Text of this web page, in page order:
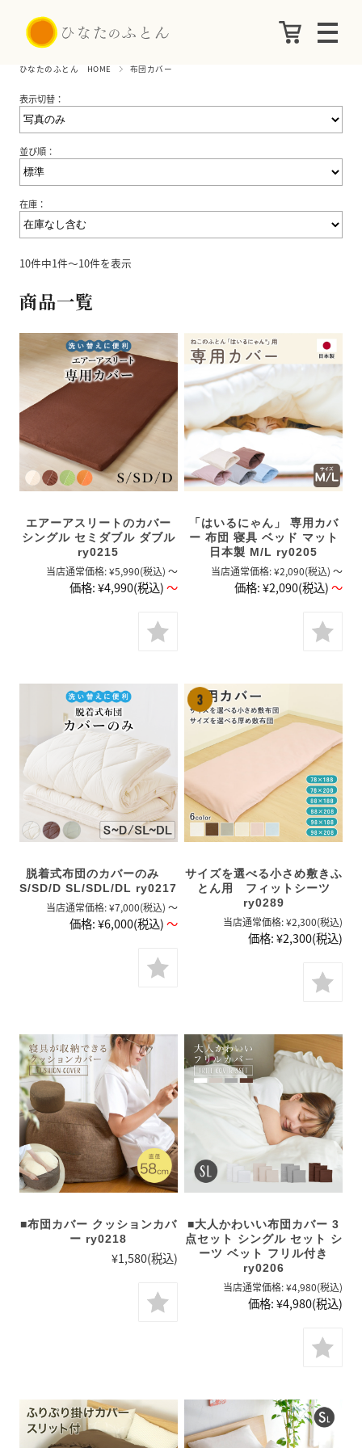
ひなたのふとん HOME 布団カバー
表示切替：
並び順：
在庫：
10件中1件～10件を表示
商品一覧
エアーアスリートのカバー
シングル セミダブル ダブル
ry0215
当店通常価格:¥5,990(税込) ～
価格:¥4,990(税込)～
「はいるにゃん」 専用カバ
ー 布団 寝具 ベッド マット
日本製 M/L ry0205
当店通常価格:¥2,090(税込) ～
価格:¥2,090(税込)～
脱着式布団のカバーのみ
S/SD/D SL/SDL/DL ry0217
当店通常価格:¥7,000(税込) ～
価格:¥6,000(税込)～
サイズを選べる小さめ敷きふ
とん用 フィットシーツ
ry0289
当店通常価格:¥2,300(税込)
価格:¥2,300(税込)
■布団カバー クッションカバ
ー ry0218
¥1,580(税込)
■大人かわいい布団カバー 3
点セット シングル セット シ
ーツ ベット フリル付き
ry0206
当店通常価格:¥4,980(税込)
価格:¥4,980(税込)